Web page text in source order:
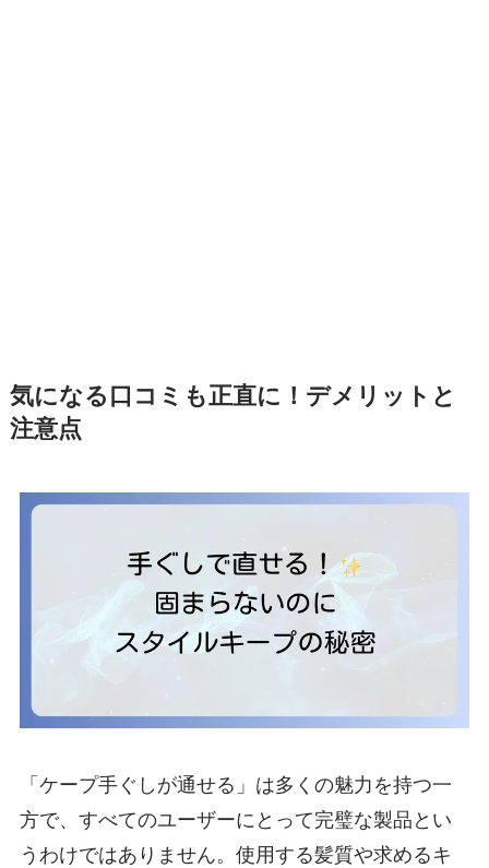
気になる口コミも正直に！デメリットと
注意点
「ケープ手ぐしが通せる」は多くの魅力を持つ一
方で、すべてのユーザーにとって完璧な製品とい
うわけではありません。使用する髪質や求めるキ